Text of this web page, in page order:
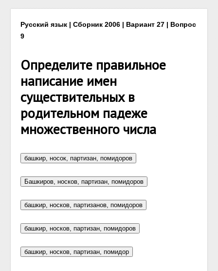
Русский язык | Сборник 2006 | Вариант 27 | Вопрос
9
Определите правильное
написание имен
существительных в
родительном падеже
множественного числа